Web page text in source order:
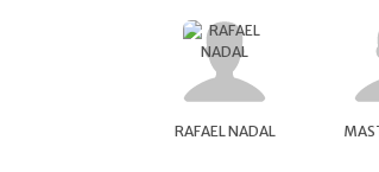
RAFAEL NADAL